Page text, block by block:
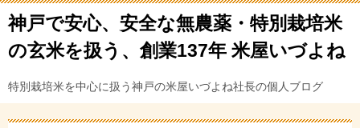
神戸で安心、安全な無農薬・特別栽培米
の玄米を扱う、創業137年 米屋いづよね
特別栽培米を中心に扱う神戸の米屋いづよね社長の個人ブログ